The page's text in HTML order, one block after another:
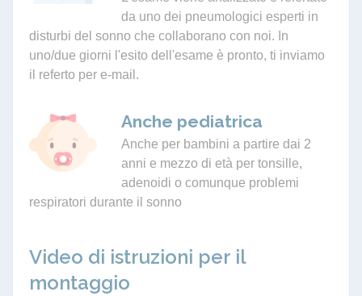
da uno dei pneumologici esperti in
disturbi del sonno che collaborano con noi. In
uno/due giorni l'esito dell'esame è pronto, ti inviamo
il referto per e-mail.
Anche pediatrica
Anche per bambini a partire dai 2
anni e mezzo di età per tonsille,
adenoidi o comunque problemi
respiratori durante il sonno
Video di istruzioni per il
montaggio